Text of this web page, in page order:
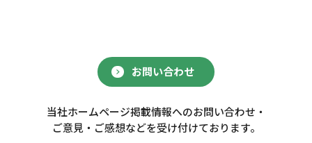
お問い合わせ
当社ホームページ掲載情報へのお問い合わせ・
ご意見・ご感想などを受け付けております。